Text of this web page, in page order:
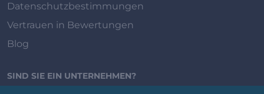
Datenschutzbestimmungen
Vertrauen in Bewertungen
Blog
SIND SIE EIN UNTERNEHMEN?